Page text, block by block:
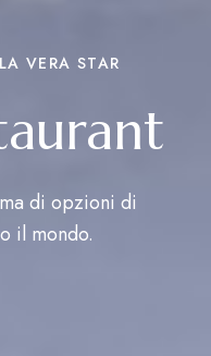
VERA STAR
di opzioni di
il mondo.